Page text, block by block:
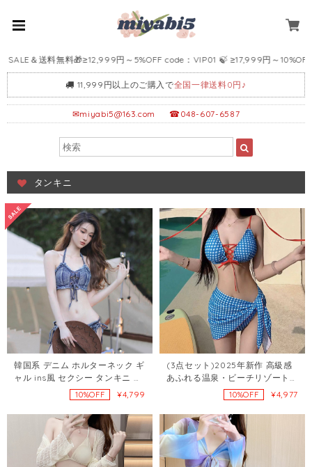
無料🎁≥12,999円～5%OFF code：VIP01 🍃 ≥17,999円～10%OFF code：
11,999円以上のご購入で全国一律送料0円♪
✉miyabi5@163.com ☎048-607-6587
タンキニ
韓国系 デニム ホルターネック ギ
ャル ins風 セクシー タンキニ 水
泳 水着7244048010%OFF ¥4,799
(3点セット)2025年新作 高級感
あふれる温泉・ビーチリゾート
向け 三点セット分体型絶美水着
10%OFF ¥4,977